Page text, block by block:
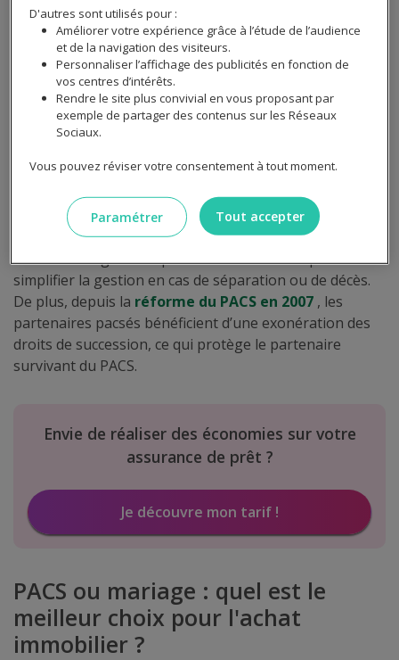
survivant n’a aucun droit sur le bien, sauf si un
testament a été rédigé.
Les avantages du PACS
Le PACS, en revanche, offre un cadre juridique
structuré. Les partenaires peuvent choisir entre deux
régimes patrimoniaux : la séparation des biens, où
l’indivision, où le bien est présumé appartenir à parts
Ce dernier régime est particulièrement utile pour
simplifier la gestion en cas de séparation ou de décès.
De plus, depuis la réforme du PACS en 2007 , les
partenaires pacsés bénéficient d’une exonération des
droits de succession, ce qui protège le partenaire
survivant du PACS.
Envie de réaliser des économies sur votre
assurance de prêt ?
Je découvre mon tarif !
PACS ou mariage : quel est le
meilleur choix pour l'achat
immobilier ?
D'autres sont utilisés pour :
Améliorer votre expérience grâce à l’étude de l’audience
et de la navigation des visiteurs.
Personnaliser l’affichage des publicités en fonction de
vos centres d’intérêts.
Rendre le site plus convivial en vous proposant par
exemple de partager des contenus sur les Réseaux
Sociaux.
Vous pouvez réviser votre consentement à tout moment.
Tout accepter
Paramétrer